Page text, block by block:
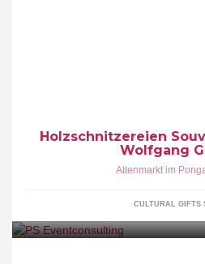
Holzschnitzereien
Wolfgang
Altenmarkt im
CULTURAL GIFTS